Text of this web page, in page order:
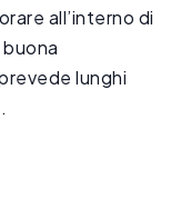
all’interno di
lunghi